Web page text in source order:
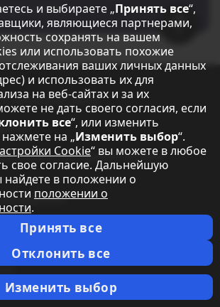
досок меню.
Jump to top
информация / Справка
запасные части
и инструментальные
и выбираете „Принять все“,
являющиеся партнерами,
сохранять на вашем
или использовать похожие
ваших личных данных
и использовать их для
на веб-сайтах и за их
не дать своего согласия, если
все“, или изменить
на „Изменить выбор“.
Cookie“ вы можете в любое
свое согласие. Дальнейшую
в положении о
положении о
.
Принять все
Отклонить все
Изменить выбор